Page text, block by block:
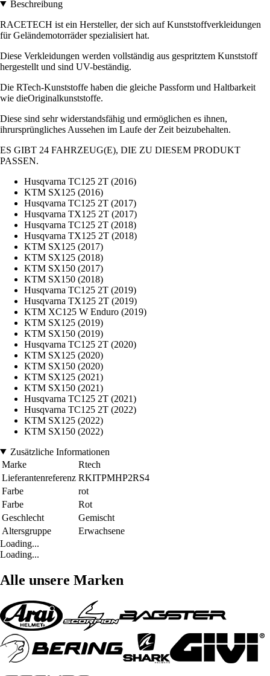
Beschreibung
RACETECH ist ein Hersteller, der sich auf Kunststoffverkleidungen
für Geländemotorräder spezialisiert hat.
Diese Verkleidungen werden vollständig aus gespritztem Kunststoff
hergestellt und sind UV-beständig.
Die RTech-Kunststoffe haben die gleiche Passform und Haltbarkeit
wie dieOriginalkunststoffe.
Diese sind sehr widerstandsfähig und ermöglichen es ihnen,
ihrursprüngliches Aussehen im Laufe der Zeit beizubehalten.
ES GIBT 24 FAHRZEUG(E), DIE ZU DIESEM PRODUKT
PASSEN.
Husqvarna TC125 2T (2016)
KTM SX125 (2016)
Husqvarna TC125 2T (2017)
Husqvarna TX125 2T (2017)
Husqvarna TC125 2T (2018)
Husqvarna TX125 2T (2018)
KTM SX125 (2017)
KTM SX125 (2018)
KTM SX150 (2017)
KTM SX150 (2018)
Husqvarna TC125 2T (2019)
Husqvarna TX125 2T (2019)
KTM XC125 W Enduro (2019)
KTM SX125 (2019)
KTM SX150 (2019)
Husqvarna TC125 2T (2020)
KTM SX125 (2020)
KTM SX150 (2020)
KTM SX125 (2021)
KTM SX150 (2021)
Husqvarna TC125 2T (2021)
Husqvarna TC125 2T (2022)
KTM SX125 (2022)
KTM SX150 (2022)
Zusätzliche Informationen
Marke
Rtech
Lieferantenreferenz RKITPMHP2RS4
Farbe
rot
Farbe
Rot
Geschlecht
Gemischt
Altersgruppe
Erwachsene
Loading...
Loading...
Alle unsere Marken